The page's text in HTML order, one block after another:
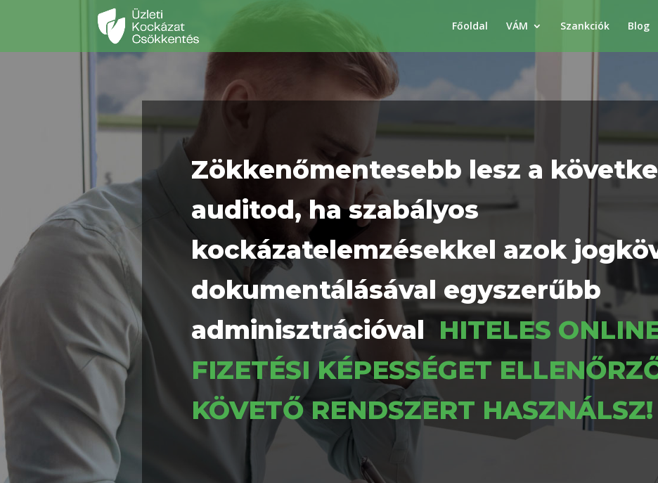
Főoldal VÁM Szankciók Blog
Zökkenőmentesebb lesz a
auditod, ha szabályos
kockázatelemzésekkel azok
dokumentálásával egyszerűbb
adminisztrációval HITELES
FIZETÉSI KÉPESSÉGET
KÖVETŐ RENDSZERT HASZNÁLSZ!